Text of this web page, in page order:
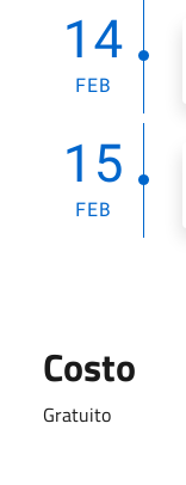
14
FEB
15
FEB
Costo
Gratuito